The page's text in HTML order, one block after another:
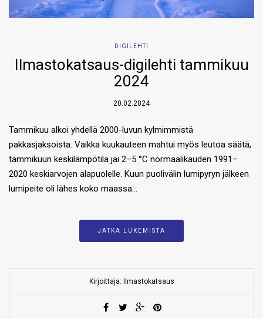
DIGILEHTI
Ilmastokatsaus-digilehti tammikuu
2024
20.02.2024
Tammikuu alkoi yhdellä 2000-luvun kylmimmistä
pakkasjaksoista. Vaikka kuukauteen mahtui myös leutoa säätä,
tammikuun keskilämpötila jäi 2–5 °C normaalikauden 1991–
2020 keskiarvojen alapuolelle. Kuun puolivälin lumipyryn jälkeen
lumipeite oli lähes koko maassa…
JATKA LUKEMISTA
Kirjoittaja: Ilmastokatsaus